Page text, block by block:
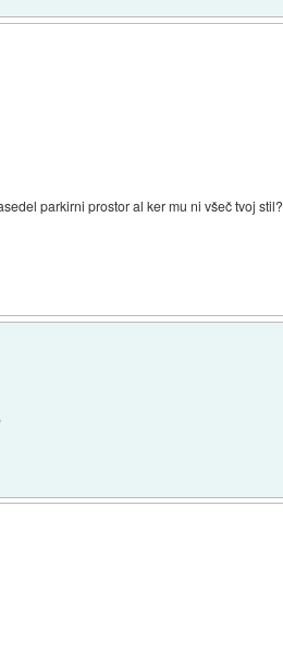
parkirni prostor al ker mu ni všeč tvoj stil?